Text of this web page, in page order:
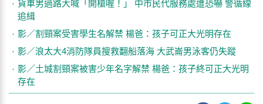
貨車男過路大喊「開槍喔！」 中市民代服務處遭恐嚇 警循線
追緝
影／割頸案受害學生名解禁 楊爸：孩子可正大光明存在
影／浪太大4消防隊員搜救翻船落海 大武崙男泳客仍失蹤
影／土城割頸案被害少年名字解禁 楊爸：孩子終可正大光明
存在